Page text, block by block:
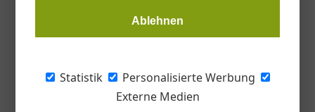
Ablehnen
Statistik
Personalisierte Werbung
Externe Medien
Lehrlings-Casting über die Bühne gegangen.
Bauakademien die Chance wahrgenommen,
sich für eine Baulehre zu präsentieren und ihr